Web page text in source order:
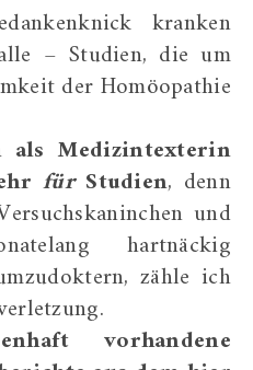
kranken
– Studien, die um
der Homöopathie
Medizintexterin
fürStudien, denn
und
hartnäckig
zähle ich
vorhandene